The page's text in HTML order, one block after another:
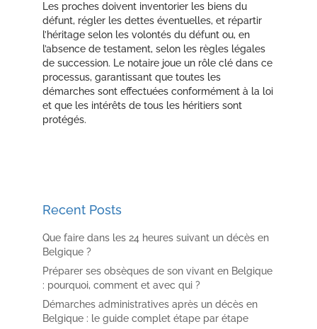
Les proches doivent inventorier les biens du
défunt, régler les dettes éventuelles, et répartir
l’héritage selon les volontés du défunt ou, en
l’absence de testament, selon les règles légales
de succession. Le notaire joue un rôle clé dans ce
processus, garantissant que toutes les
démarches sont effectuées conformément à la loi
et que les intérêts de tous les héritiers sont
protégés.
Recent Posts
Que faire dans les 24 heures suivant un décès en
Belgique ?
Préparer ses obsèques de son vivant en Belgique
: pourquoi, comment et avec qui ?
Démarches administratives après un décès en
Belgique : le guide complet étape par étape